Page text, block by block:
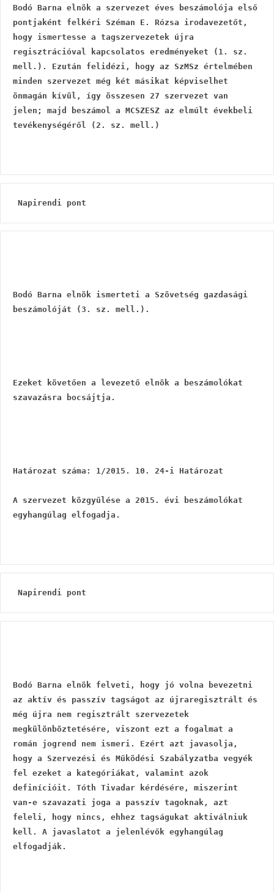
Bodó Barna elnök a szervezet éves beszámolója első
pontjaként felkéri Széman E. Rózsa irodavezetőt,
hogy ismertesse a tagszervezetek újra
regisztrációval kapcsolatos eredményeket (1. sz.
mell.). Ezután felidézi, hogy az SzMSz értelmében
minden szervezet még két másikat képviselhet
önmagán kívül, így összesen 27 szervezet van
jelen; majd beszámol a MCSZESZ az elmúlt évekbeli
tevékenységéről (2. sz. mell.)
Napirendi pont
Bodó Barna elnök ismerteti a Szövetség gazdasági
beszámolóját (3. sz. mell.).
Ezeket követően a levezető elnök a beszámolókat
szavazásra bocsájtja.
Határozat száma: 1/2015. 10. 24-i Határozat
A szervezet közgyűlése a 2015. évi beszámolókat
egyhangúlag elfogadja.
Napirendi pont
Bodó Barna elnök felveti, hogy jó volna bevezetni
az aktív és passzív tagságot az újraregisztrált és
még újra nem regisztrált szervezetek
megkülönböztetésére, viszont ezt a fogalmat a
román jogrend nem ismeri. Ezért azt javasolja,
hogy a Szervezési és Működési Szabályzatba vegyék
fel ezeket a kategóriákat, valamint azok
definícióit. Tóth Tivadar kérdésére, miszerint
van-e szavazati joga a passzív tagoknak, azt
feleli, hogy nincs, ehhez tagságukat aktiválniuk
kell. A javaslatot a jelenlévők egyhangúlag
elfogadják.